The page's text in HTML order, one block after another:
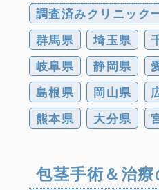
調査済みクリニック
群馬県
埼玉県
岐阜県
静岡県
島根県
岡山県
熊本県
大分県
包茎手術＆治